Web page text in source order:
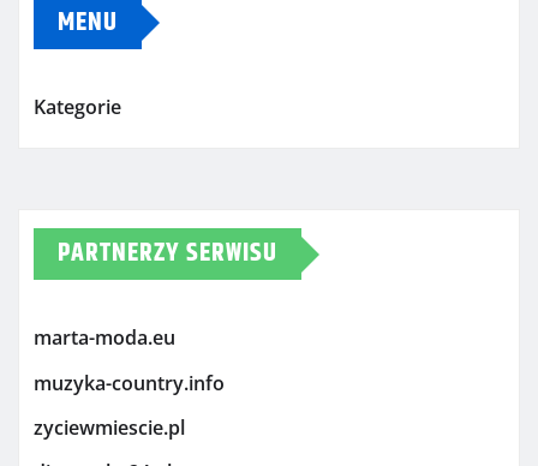
MENU
Kategorie
PARTNERZY SERWISU
marta-moda.eu
muzyka-country.info
zyciewmiescie.pl